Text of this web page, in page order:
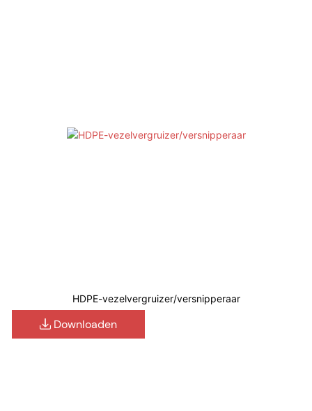
HDPE-vezelvergruizer/versnipperaar
Downloaden